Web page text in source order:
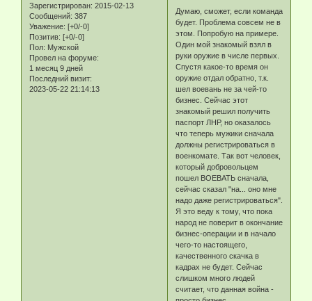
Зарегистрирован: 2015-02-13
Сообщений: 387
Уважение: [+0/-0]
Позитив: [+0/-0]
Пол: Мужской
Провел на форуме:
1 месяц 9 дней
Последний визит:
2023-05-22 21:14:13
Думаю, сможет, если команда
будет. Проблема совсем не в
этом. Попробую на примере.
Один мой знакомый взял в
руки оружие в числе первых.
Спустя какое-то время он
оружие отдал обратно, т.к.
шел воевань не за чей-то
бизнес. Сейчас этот
знакомый решил получить
паспорт ЛНР, но оказалось
что теперь мужики сначала
должны регистрироваться в
военкомате. Так вот человек,
который добровольцем
пошел ВОЕВАТЬ сначала,
сейчас сказал "на... оно мне
надо даже регистрироваться".
Я это веду к тому, что пока
народ не поверит в окончание
бизнес-операции и в начало
чего-то настоящего,
качественного скачка в
кадрах не будет. Сейчас
слишком много людей
считает, что данная война -